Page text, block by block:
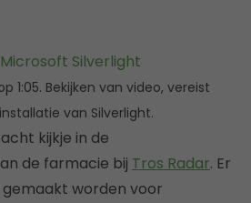
1:05. Bekijken van video, vereist
van Silverlight.
kijkje in de
de farmacie bij Tros Radar. Er
worden voor